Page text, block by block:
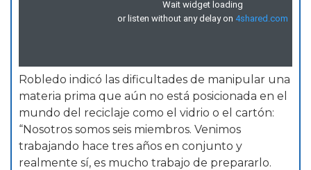
Robledo indicó las dificultades de manipular una
materia prima que aún no está posicionada en el
mundo del reciclaje como el vidrio o el cartón:
“Nosotros somos seis miembros. Venimos
trabajando hace tres años en conjunto y
realmente sí, es mucho trabajo de prepararlo.